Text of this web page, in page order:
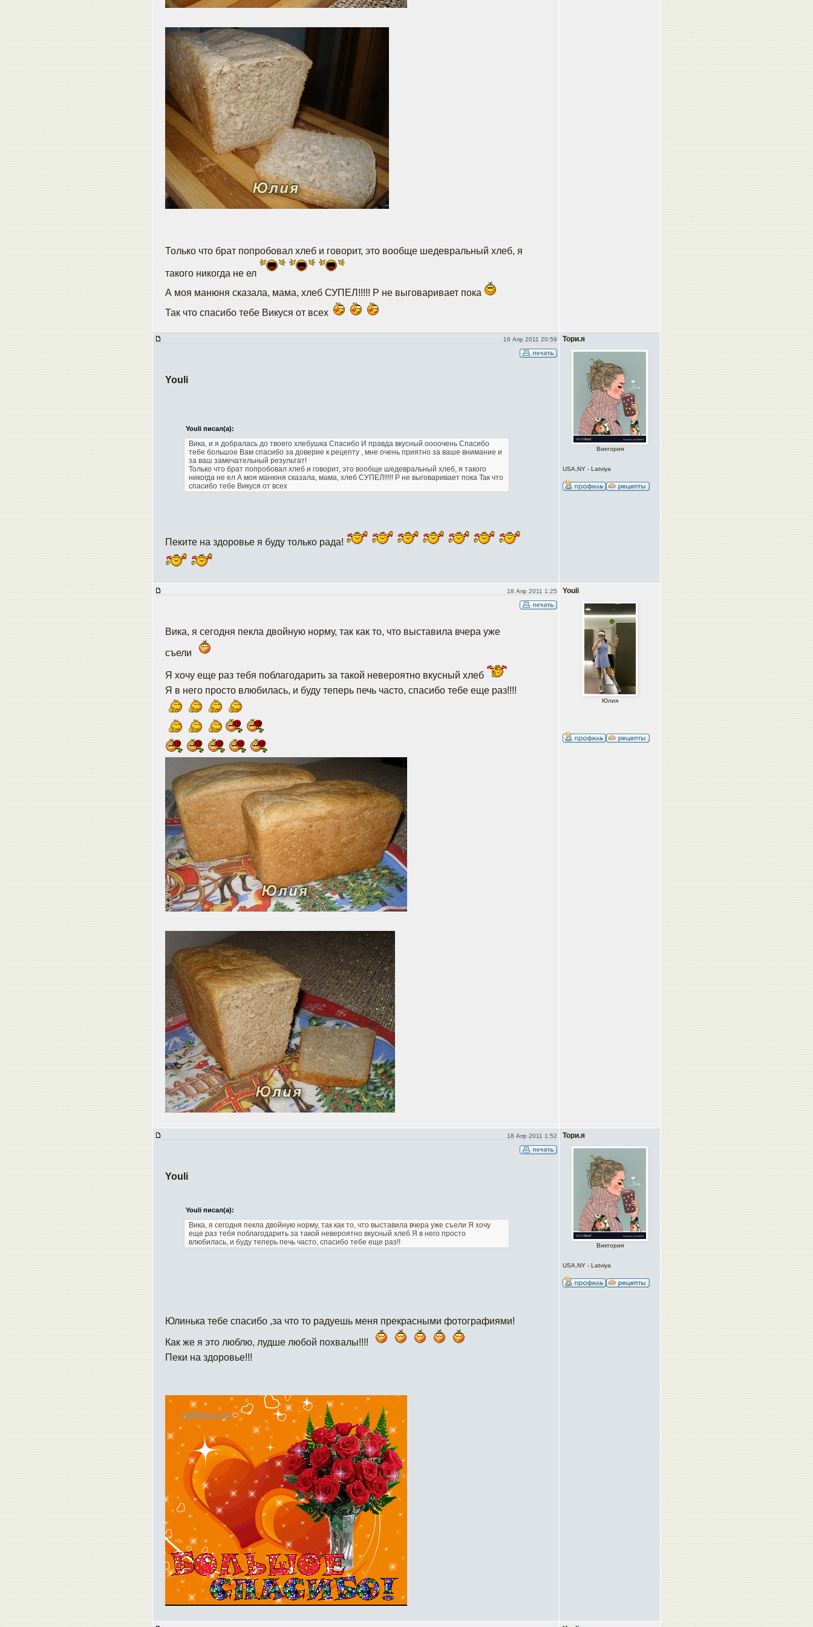
Только что брат попробовал хлеб и говорит, это вообще шедевральный хлеб, я
такого никогда не ел
А моя манюня сказала, мама, хлеб СУПЕЛ!!!!! Р не выговаривает пока
Так что спасибо тебе Викуся от всех
16 Апр 2011 20:59 Тори.я
Виктория
USA,NY - Latviya
Youli
Youli писал(а):
Вика, и я добралась до твоего хлебушка Спасибо И правда вкусный оооочень Спасибо
тебе большое Вам спасибо за доверие к рецепту , мне очень приятно за ваше внимание и
за ваш замечательный результат!
Только что брат попробовал хлеб и говорит, это вообще шедевральный хлеб, я такого
никогда не ел А моя манюня сказала, мама, хлеб СУПЕЛ!!!!! Р не выговаривает пока Так что
спасибо тебе Викуся от всех
Пеките на здоровье я буду только рада!
18 Апр 2011 1:25 Youli
Юлия
Вика, я сегодня пекла двойную норму, так как то, что выставила вчера уже
съели
Я хочу еще раз тебя поблагодарить за такой невероятно вкусный хлеб
Я в него просто влюбилась, и буду теперь печь часто, спасибо тебе еще раз!!!!
18 Апр 2011 1:52 Тори.я
Виктория
USA,NY - Latviya
Youli
Youli писал(а):
Вика, я сегодня пекла двойную норму, так как то, что выставила вчера уже съели Я хочу
еще раз тебя поблагодарить за такой невероятно вкусный хлеб Я в него просто
влюбилась, и буду теперь печь часто, спасибо тебе еще раз!!
Юлинька тебе спасибо ,за что то радуешь меня прекрасными фотографиями!
Как же я это люблю, лудше любой похвалы!!!!
Пеки на здоровье!!!